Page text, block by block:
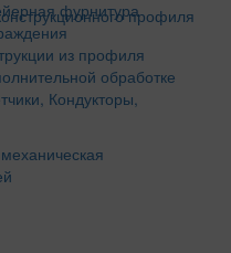
фурнитура
из профиля
обработке
Кондукторы,